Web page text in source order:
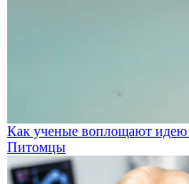
Как ученые воплощают идею
Питомцы